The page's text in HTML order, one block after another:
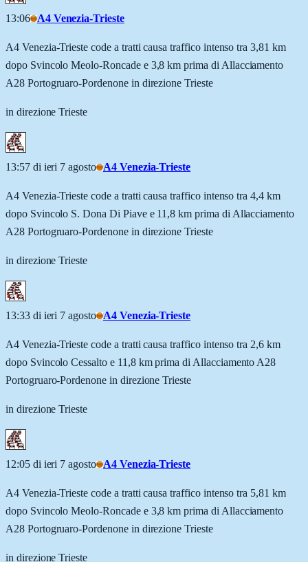
13:06 A4 Venezia-Trieste
A4 Venezia-Trieste code a tratti causa traffico intenso tra 3,81 km
dopo Svincolo Meolo-Roncade e 3,8 km prima di Allacciamento
A28 Portogruaro-Pordenone in direzione Trieste
in direzione Trieste
13:57 di ieri 7 agosto A4 Venezia-Trieste
A4 Venezia-Trieste code a tratti causa traffico intenso tra 4,4 km
dopo Svincolo S. Dona Di Piave e 11,8 km prima di Allacciamento
A28 Portogruaro-Pordenone in direzione Trieste
in direzione Trieste
13:33 di ieri 7 agosto A4 Venezia-Trieste
A4 Venezia-Trieste code a tratti causa traffico intenso tra 2,6 km
dopo Svincolo Cessalto e 11,8 km prima di Allacciamento A28
Portogruaro-Pordenone in direzione Trieste
in direzione Trieste
12:05 di ieri 7 agosto A4 Venezia-Trieste
A4 Venezia-Trieste code a tratti causa traffico intenso tra 5,81 km
dopo Svincolo Meolo-Roncade e 3,8 km prima di Allacciamento
A28 Portogruaro-Pordenone in direzione Trieste
in direzione Trieste